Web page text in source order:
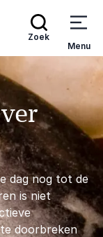
Zoek
Menu
dag nog tot de
is niet
doorbreken